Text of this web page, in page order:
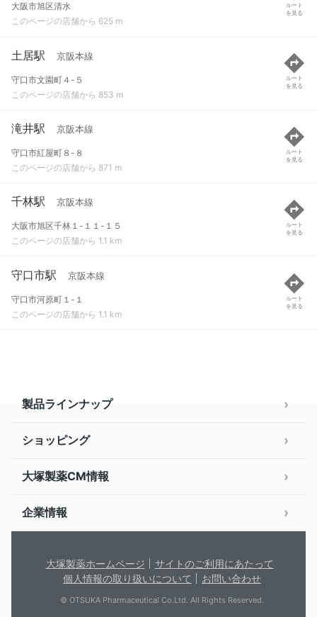
大阪市旭区清水
このページの店舗から 625 m
ルート
を見る
土居駅 京阪本線
守口市文園町４-５
このページの店舗から 853 m
ルート
を見る
滝井駅 京阪本線
守口市紅屋町８-８
このページの店舗から 871 m
ルート
を見る
千林駅 京阪本線
大阪市旭区千林１-１１-１５
このページの店舗から 1.1 km
ルート
を見る
守口市駅 京阪本線
守口市河原町１-１
このページの店舗から 1.1 km
ルート
を見る
製品ラインナップ
ショッピング
大塚製薬CM情報
企業情報
大塚製薬ホームページ
サイトのご利用にあたって
個人情報の取り扱いについて
お問い合わせ
© OTSUKA Pharmaceutical Co.Ltd. All Rights Reserved.